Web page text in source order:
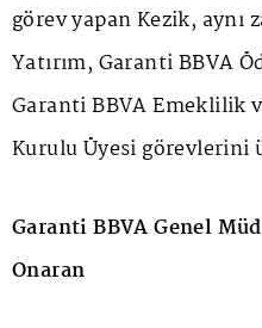
görev yapan Kezik, aynı
Yatırım, Garanti BBVA
Garanti BBVA Emeklilik
Kurulu Üyesi görevlerini
Garanti BBVA Genel
Onaran